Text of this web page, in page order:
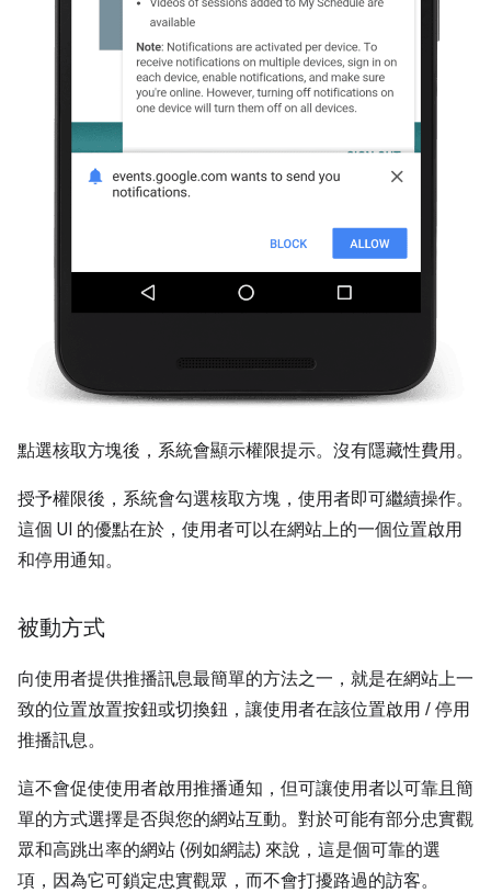
點選核取方塊後，系統會顯示權限提示。沒有隱藏性費用。
授予權限後，系統會勾選核取方塊，使用者即可繼續操作。
這個 UI 的優點在於，使用者可以在網站上的一個位置啟用
和停用通知。
被動方式
向使用者提供推播訊息最簡單的方法之一，就是在網站上一
致的位置放置按鈕或切換鈕，讓使用者在該位置啟用 / 停用
推播訊息。
這不會促使使用者啟用推播通知，但可讓使用者以可靠且簡
單的方式選擇是否與您的網站互動。對於可能有部分忠實觀
眾和高跳出率的網站 (例如網誌) 來說，這是個可靠的選
項，因為它可鎖定忠實觀眾，而不會打擾路過的訪客。